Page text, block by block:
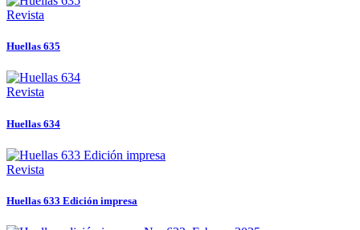
Revista
Huellas 635
Revista
Huellas 634
Revista
Huellas 633 Edición impresa